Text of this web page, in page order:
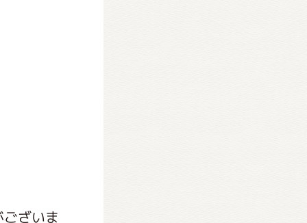
ざいま